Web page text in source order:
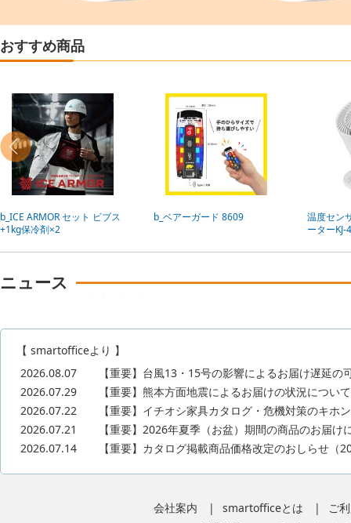
おすすめ商品
b_ICE ARMOR セット ビブス
+1kg保冷剤×2
b_ベアーガード 8609
温度セン
ーターKJ-
ニュース
【 smartofficeより 】
2026.08.07
【重要】台風13・15号の影響によるお届け遅延
2026.07.29
【重要】熊本方面地震によるお届けの状況につい
2026.07.22
【重要】イチオシ家具カタログ・危機対策のキ
2026.07.21
【重要】2026年夏季（お盆）期間の商品のお届け
2026.07.14
【重要】カタログ掲載商品価格改定のおしらせ（
会社案内 smartofficeとは
ご